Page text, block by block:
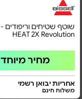
HEAT 2X Revolution
מחיר מיוחד
אחריות יבואן רשמי
משלוח חינם